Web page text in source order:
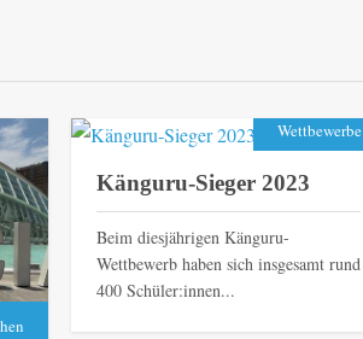
Wettbewerbe
Känguru-Sieger 2023
Beim diesjährigen Känguru-
Wettbewerb haben sich insgesamt rund
400 Schüler:innen...